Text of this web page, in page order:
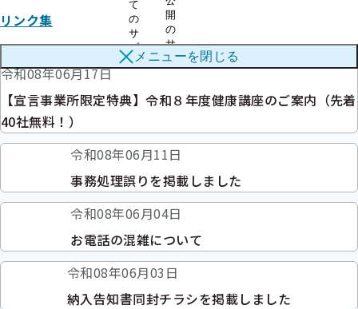
て
の
サ
ブ
メ
ー
開
の
サ
ブ
メ
ュ
リンク集
メニューを閉じる
令和08年06月17日
健康保険コラムを掲載しました
令和08年06月17日
【宣言事業所限定特典】令和８年度健康講座のご案内（先着
40社無料！）
令和08年06月11日
事務処理誤りを掲載しました
令和08年06月04日
お電話の混雑について
令和08年06月03日
納入告知書同封チラシを掲載しました